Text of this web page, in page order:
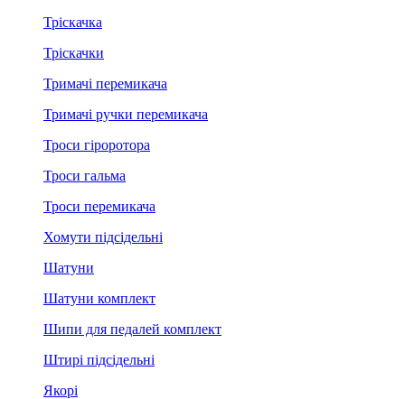
Тріскачка
Тріскачки
Тримачі перемикача
Тримачі ручки перемикача
Троси гіроротора
Троси гальма
Троси перемикача
Хомути підсідельні
Шатуни
Шатуни комплект
Шипи для педалей комплект
Штирі підсідельні
Якорі